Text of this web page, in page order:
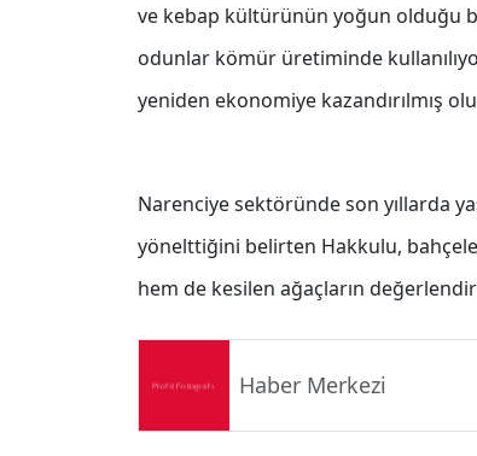
ve kebap kültürünün yoğun olduğu
odunlar kömür üretiminde
yeniden ekonomiye kazandırılmış
Narenciye sektöründe son yıllarda
yönelttiğini belirten Hakkulu,
hem de kesilen ağaçların
Haber Merkezi